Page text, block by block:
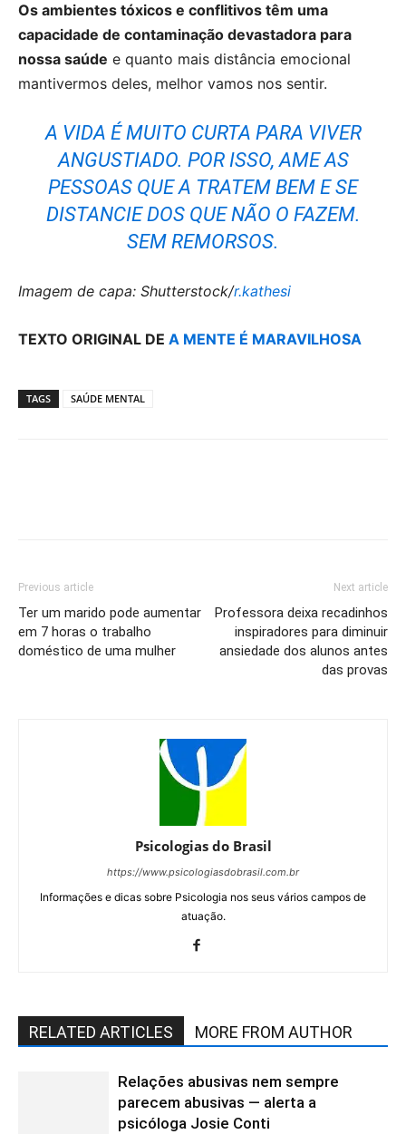
Os ambientes tóxicos e conflitivos têm uma
capacidade de contaminação devastadora para
nossa saúde e quanto mais distância emocional
mantivermos deles, melhor vamos nos sentir.
A VIDA É MUITO CURTA PARA VIVER
ANGUSTIADO. POR ISSO, AME AS
PESSOAS QUE A TRATEM BEM E SE
DISTANCIE DOS QUE NÃO O FAZEM.
SEM REMORSOS.
Imagem de capa: Shutterstock/r.kathesi
TEXTO ORIGINAL DE A MENTE É MARAVILHOSA
TAGS SAÚDE MENTAL
Previous article
Ter um marido pode aumentar
em 7 horas o trabalho
doméstico de uma mulher
Next article
Professora deixa recadinhos
inspiradores para diminuir
ansiedade dos alunos antes
das provas
Psicologias do Brasil
https://www.psicologiasdobrasil.com.br
Informações e dicas sobre Psicologia nos seus vários campos de
atuação.
RELATED ARTICLES MORE FROM AUTHOR
Relações abusivas nem sempre
parecem abusivas — alerta a
psicóloga Josie Conti